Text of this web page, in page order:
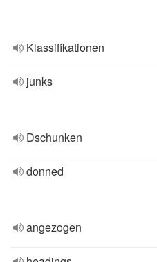
Klassifikationen
junks
Dschunken
donned
angezogen